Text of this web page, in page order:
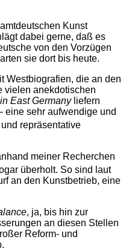
Kunst
dabei gerne, daß es
von den Vorzügen
sie dort bis heute.
Westbiografien, die an den
vielen anekdotischen
East Germanyliefern
eine sehr aufwendige und
repräsentative
meiner Recherchen
überholt. So sind laut
an den Kunstbetrieb, eine
, ja, bis hin zur
an diesen Stellen
Reform- und